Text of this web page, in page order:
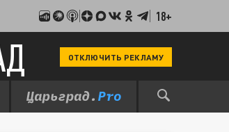
18+
ОТКЛЮЧИТЬ РЕКЛАМУ